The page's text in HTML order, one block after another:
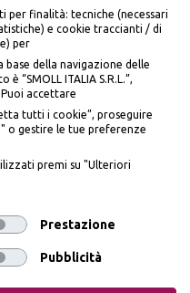
Policy
finalità: tecniche (necessari
e cookie traccianti / di
per
della navigazione delle
“SMOLL ITALIA S.R.L.”,
accettare
tutti i cookie”, proseguire
o gestire le tue preferenze
premi su "Ulteriori
Prestazione
Pubblicità